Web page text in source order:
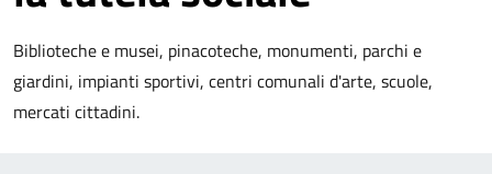
Biblioteche e musei, pinacoteche, monumenti, parchi e
giardini, impianti sportivi, centri comunali d'arte, scuole,
mercati cittadini.